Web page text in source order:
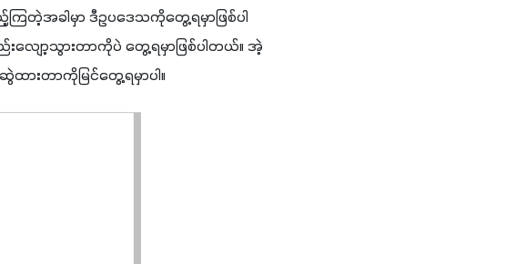
တဲ့အခါမှာ ဒီဥပဒေသကိုတွေ့ရမှာဖြစ်ပါ
ော့သွားတာကိုပဲ တွေ့ရမှာဖြစ်ပါတယ်။ အဲ့
ားတာကိုမြင်တွေ့ရမှာပါ။